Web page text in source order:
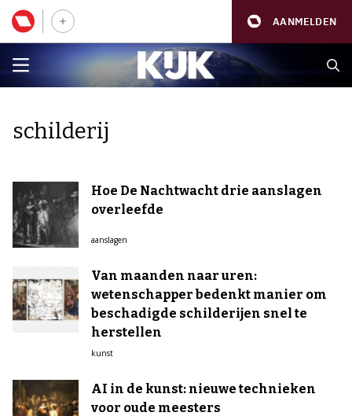
AANMELDEN
schilderij
Hoe De Nachtwacht drie aanslagen
overleefde
aanslagen
Van maanden naar uren:
wetenschapper bedenkt manier om
beschadigde schilderijen snel te
herstellen
kunst
AI in de kunst: nieuwe technieken
voor oude meesters